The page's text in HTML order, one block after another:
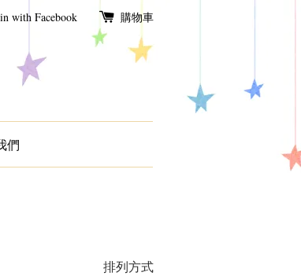
with Facebook 購物車
們
排列方式